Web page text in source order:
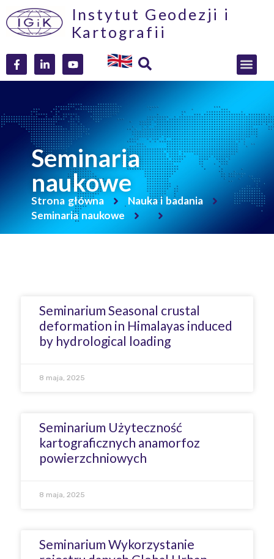
Instytut Geodezji i
Kartografii
Seminaria
naukowe
Strona główna
Nauka i badania
Seminaria naukowe
Seminarium Seasonal crustal
deformation in Himalayas induced
by hydrological loading
8 maja, 2025
Seminarium Użyteczność
kartograficznych anamorfoz
powierzchniowych
8 maja, 2025
Seminarium Wykorzystanie